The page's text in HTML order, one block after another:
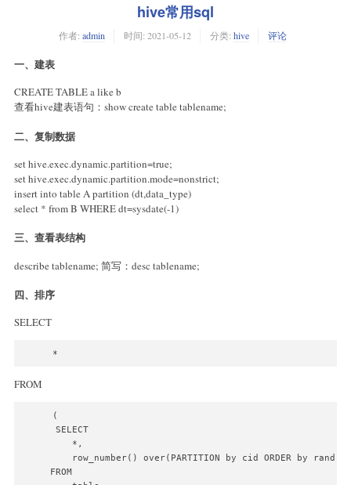
hive常用sql
作者: admin 时间: 2021-05-12 分类: hive 评论
一、建表
CREATE TABLE a like b
查看hive建表语句：show create table tablename;
二、复制数据
set hive.exec.dynamic.partition=true;
set hive.exec.dynamic.partition.mode=nonstrict;
insert into table A partition (dt,data_type)
select * from B WHERE dt=sysdate(-1)
三、查看表结构
describe tablename; 简写：desc tablename;
四、排序
SELECT
*
FROM
(
SELECT
    *,
row_number() over(PARTITION by cid ORDER by rand()
FROM